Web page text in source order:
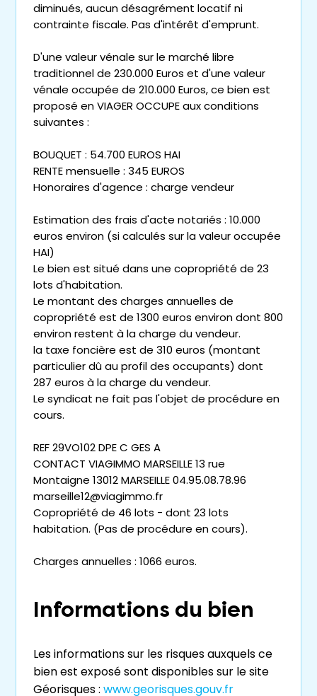
diminués, aucun désagrément locatif ni
contrainte fiscale. Pas d'intérêt d'emprunt.
D'une valeur vénale sur le marché libre
traditionnel de 230.000 Euros et d'une valeur
vénale occupée de 210.000 Euros, ce bien est
proposé en VIAGER OCCUPE aux conditions
suivantes :
BOUQUET : 54.700 EUROS HAI
RENTE mensuelle : 345 EUROS
Honoraires d'agence : charge vendeur
Estimation des frais d'acte notariés : 10.000
euros environ (si calculés sur la valeur occupée
HAI)
Le bien est situé dans une copropriété de 23
lots d'habitation.
Le montant des charges annuelles de
copropriété est de 1300 euros environ dont 800
environ restent à la charge du vendeur.
la taxe foncière est de 310 euros (montant
particulier dû au profil des occupants) dont
287 euros à la charge du vendeur.
Le syndicat ne fait pas l'objet de procédure en
cours.
REF 29VO102 DPE C GES A
CONTACT VIAGIMMO MARSEILLE 13 rue
Montaigne 13012 MARSEILLE 04.95.08.78.96
marseille12@viagimmo.fr
Copropriété de 46 lots - dont 23 lots
habitation. (Pas de procédure en cours).
Charges annuelles : 1066 euros.
Informations du bien
Les informations sur les risques auxquels ce
bien est exposé sont disponibles sur le site
Géorisques : www.georisques.gouv.fr